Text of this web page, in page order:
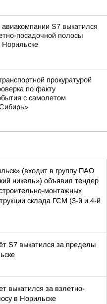
авиакомпании S7 выкатился
посадочной полосы
Норильске
прокуратурой
по факту
с самолетом
(входит в группу ПАО
никель») объявил тендер
монтажных
склада ГСМ (3-й и 4-й
S7 выкатился за пределы
выкатился за взлетно-
в Норильске